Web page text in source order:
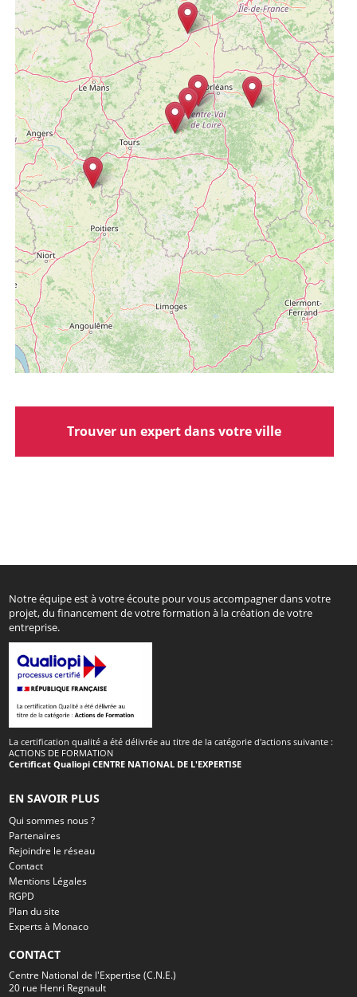
Trouver un expert dans votre ville
Notre équipe est à votre écoute pour vous accompagner dans votre
projet, du financement de votre formation à la création de votre
entreprise.
La certification qualité a été délivrée au titre de la catégorie d'actions suivante :
ACTIONS DE FORMATION
Certificat Qualiopi CENTRE NATIONAL DE L'EXPERTISE
EN SAVOIR PLUS
Qui sommes nous ?
Partenaires
Rejoindre le réseau
Contact
Mentions Légales
RGPD
Plan du site
Experts à Monaco
CONTACT
Centre National de l'Expertise (C.N.E.)
20 rue Henri Regnault